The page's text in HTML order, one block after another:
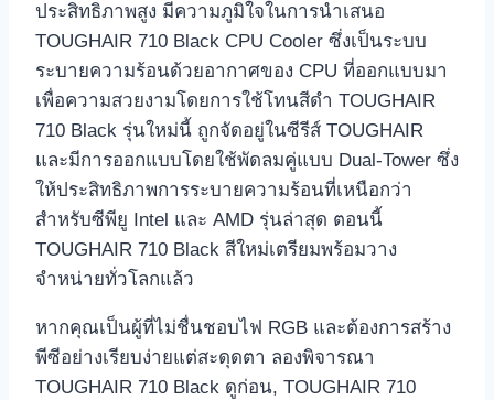
ประสิทธิภาพสูง มีความภูมิใจในการนำเสนอ
TOUGHAIR 710 Black CPU Cooler ซึ่งเป็นระบบ
ระบายความร้อนด้วยอากาศของ CPU ที่ออกแบบมา
เพื่อความสวยงามโดยการใช้โทนสีดำ TOUGHAIR
710 Black รุ่นใหม่นี้ ถูกจัดอยู่ในซีรีส์ TOUGHAIR
และมีการออกแบบโดยใช้พัดลมคู่แบบ Dual-Tower ซึ่ง
ให้ประสิทธิภาพการระบายความร้อนที่เหนือกว่า
สำหรับซีพียู Intel และ AMD รุ่นล่าสุด ตอนนี้
TOUGHAIR 710 Black สีใหม่เตรียมพร้อมวาง
จำหน่ายทั่วโลกแล้ว
หากคุณเป็นผู้ที่ไม่ชื่นชอบไฟ RGB และต้องการสร้าง
พีซีอย่างเรียบง่ายแต่สะดุดตา ลองพิจารณา
TOUGHAIR 710 Black ดูก่อน, TOUGHAIR 710